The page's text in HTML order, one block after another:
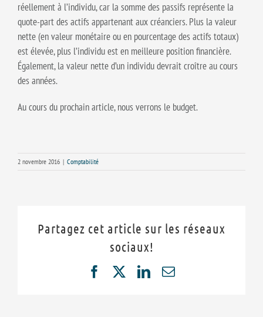
réellement à l’individu, car la somme des passifs représente la
quote-part des actifs appartenant aux créanciers. Plus la valeur
nette (en valeur monétaire ou en pourcentage des actifs totaux)
est élevée, plus l’individu est en meilleure position financière.
Également, la valeur nette d’un individu devrait croître au cours
des années.
Au cours du prochain article, nous verrons le budget.
2 novembre 2016 | Comptabilité
Partagez cet article sur les réseaux
sociaux!
FacebookLinkedIn
Email